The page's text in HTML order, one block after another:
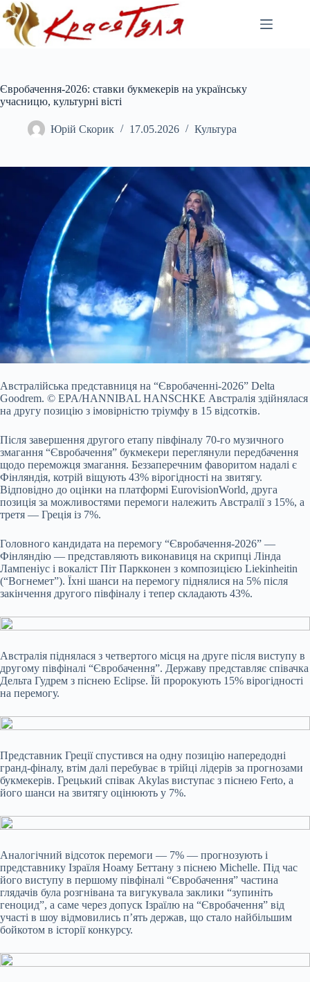
Перейти
до
вмісту
Євробачення-2026: ставки букмекерів на українську
учасницю, культурні вісті
Юрій Скорик 17.05.2026 Культура
Австралійська представниця на “Євробаченні-2026” Delta
Goodrem. © EPA/HANNIBAL HANSCHKE Австралія здійнялася
на другу позицію з імовірністю тріумфу в 15 відсотків.
Після завершення другого етапу півфіналу 70-го музичного
змагання “Євробачення” букмекери переглянули передбачення
щодо переможця змагання. Беззаперечним фаворитом надалі є
Фінляндія, котрій віщують 43% вірогідності на звитягу.
Відповідно до оцінки на платформі EurovisionWorld, друга
позиція за можливостями перемоги належить Австралії з 15%, а
третя — Греція із 7%.
Головного кандидата на перемогу “Євробачення-2026” —
Фінляндію — представляють виконавиця на скрипці Лінда
Лампеніус і вокаліст Піт Паркконен з композицією Liekinheitin
(“Вогнемет”). Їхні шанси на перемогу піднялися на 5% після
закінчення другого півфіналу і тепер складають 43%.
Австралія піднялася з четвертого місця на друге після виступу в
другому півфіналі “Євробачення”. Державу представляє співачка
Дельта Гудрем з піснею Eclipse. Їй пророкують 15% вірогідності
на перемогу.
Представник Греції спустився на одну позицію напередодні
гранд-фіналу, втім далі перебуває в трійці лідерів за прогнозами
букмекерів. Грецький співак Akylas виступає з піснею Ferto, а
його шанси на звитягу оцінюють у 7%.
Аналогічний відсоток перемоги — 7% — прогнозують і
представнику Ізраїля Ноаму Беттану з піснею Michelle. Під час
його виступу в першому півфіналі “Євробачення” частина
глядачів була розгнівана та вигукувала заклики “зупиніть
геноцид”, а саме через допуск Ізраїлю на “Євробачення” від
участі в шоу відмовились пʼять держав, що стало найбільшим
бойкотом в історії конкурсу.